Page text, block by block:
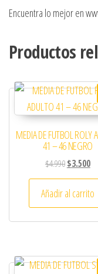
Encuentra lo mejor en
Productos
MEDIA DE FUTBOL ROLY
41 – 46 NEGRO
$4.990El precio
$3.500El
Añadir al carrito